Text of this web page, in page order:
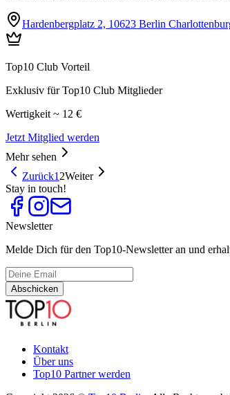
Hardenbergplatz 2, 10623 Berlin
Top10 Club Vorteil
Exklusiv für Top10 Club Mitglieder
Wertigkeit ~ 12 €
Jetzt Mitglied werden
Mehr sehen
Zurück1 2Weiter
Stay in touch!
Newsletter
Melde Dich für den Top10-Newsletter an und
Abschicken
Kontakt
Über uns
Top10 Partner werden